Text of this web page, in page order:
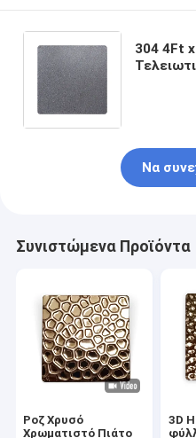
304 4Ft
Να
Συνιστώμενα Προϊόντα
Ροζ Χρυσό
Χρωματιστό Πιάτο
3D